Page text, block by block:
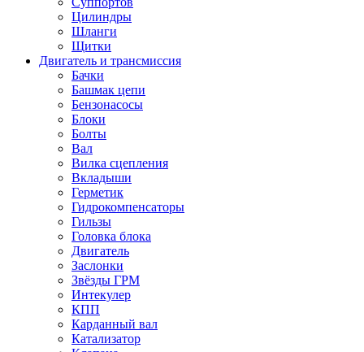
Цилиндры
Шланги
Щитки
Двигатель и трансмиссия
Бачки
Башмак цепи
Бензонасосы
Блоки
Болты
Вал
Вилка сцепления
Вкладыши
Герметик
Гидрокомпенсаторы
Гильзы
Головка блока
Двигатель
Заслонки
Звёзды ГРМ
Интекулер
КПП
Карданный вал
Катализатор